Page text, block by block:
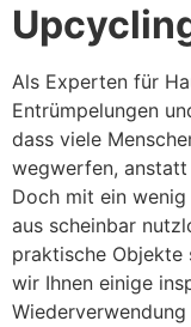
Als Experten für
Entrümpelungen
dass viele
wegwerfen, anstatt
Doch mit ein
aus scheinbar
praktische Objekte
wir Ihnen einige